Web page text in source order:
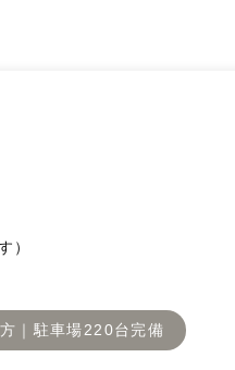
）
｜駐車場220台完備